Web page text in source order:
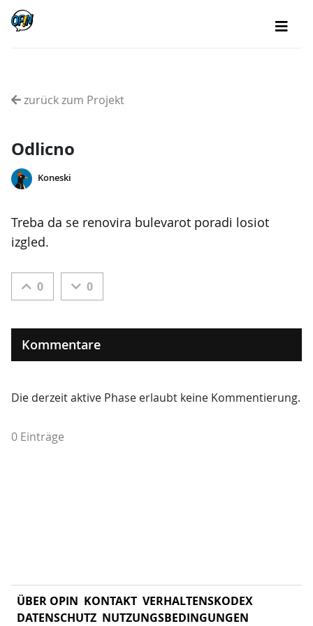
zurück zum Projekt
Odlicno
Koneski
Treba da se renovira bulevarot poradi losiot
izgled.
0 0
Kommentare
Die derzeit aktive Phase erlaubt keine Kommentierung.
0 Einträge
ÜBER OPIN KONTAKT VERHALTENSKODEX
DATENSCHUTZ NUTZUNGSBEDINGUNGEN